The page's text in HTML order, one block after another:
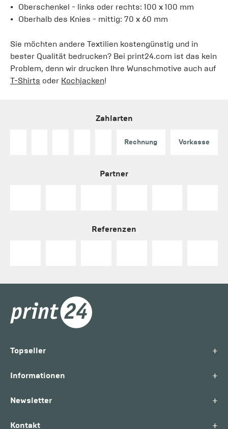
Oberschenkel - links oder rechts: 100 x 100 mm
Oberhalb des Knies - mittig: 70 x 60 mm
Sie möchten andere Textilien kostengünstig und in
bester Qualität bedrucken? Bei print24.com ist das kein
Problem, denn wir drucken Ihre Wunschmotive auch auf
T-Shirts oder Kochjacken!
Zahlarten
Rechnung Vorkasse
Partner
Referenzen
Topseller +
Informationen +
Newsletter +
Kontakt +